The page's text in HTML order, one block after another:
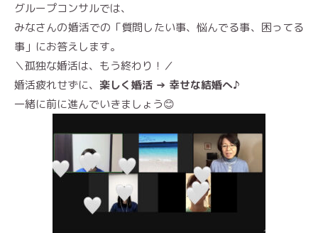
グループコンサルでは、
みなさんの婚活での「質問したい事、悩んでる事、困ってる
事」にお答えします。
＼孤独な婚活は、もう終わり！／
婚活疲れせずに、 楽しく婚活 → 幸せな結婚へ♪
一緒に前に進んでいきましょう😊